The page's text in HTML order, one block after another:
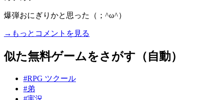
爆弾おにぎりかと思った（；^ω^）
→もっとコメントを見る
似た無料ゲームをさがす（自動）
#RPG ツクール
#弟